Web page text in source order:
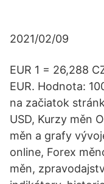
2021/02/09
EUR 1 = 26,288
EUR. Hodnota:
na začiatok
USD, Kurzy měn
měn a grafy
online, Forex
měn,